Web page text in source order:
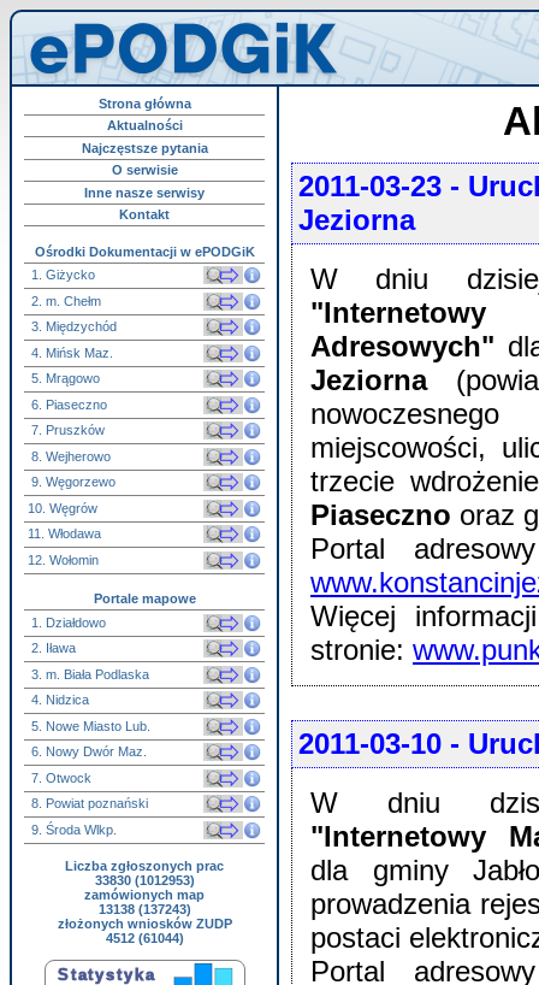
Strona główna
Aktualności
Najczęstsze pytania
O serwisie
Inne nasze serwisy
Kontakt
Ośrodki Dokumentacji w ePODGiK
1. Giżycko
2. m. Chełm
3. Międzychód
4. Mińsk Maz.
5. Mrągowo
6. Piaseczno
7. Pruszków
8. Wejherowo
9. Węgorzewo
10. Węgrów
11. Włodawa
12. Wołomin
Portale mapowe
1. Działdowo
2. Iława
3. m. Biała Podlaska
4. Nidzica
5. Nowe Miasto Lub.
6. Nowy Dwór Maz.
7. Otwock
8. Powiat poznański
9. Środa Wlkp.
Liczba zgłoszonych prac
33830 (1012953)
zamówionych map
13138 (137243)
złożonych wniosków ZUDP
4512 (61044)
2011-03-23 -
Jeziorna
W dniu
Adresowych"
Jeziorna
miejscowości,
trzecie
Piaseczno oraz
Portal
Więcej
stronie:
2011-03-10 -
W dniu
"Internetowy
dla gminy
prowadzenia
postaci
Portal